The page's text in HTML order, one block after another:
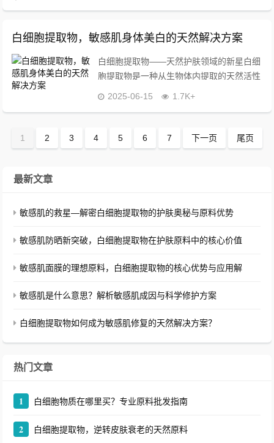
够精准作用...
白细胞提取物，敏感肌身体美白的天然解决方案
白细胞提取物——天然护肤领域的新星白细
胞提取物是一种从生物体内提取的天然活性
肌护理领域...
2025-06-15 1.7K+
1 2 3 4 5 6 7 下一页 尾页
最新文章
敏感肌的救星—解密白细胞提取物的护肤奥秘与原料优势
敏感肌防晒新突破，白细胞提取物在护肤原料中的核心价值
敏感肌面膜的理想原料，白细胞提取物的核心优势与应用解
敏感肌是什么意思？解析敏感肌成因与科学修护方案
白细胞提取物如何成为敏感肌修复的天然解决方案？
热门文章
1 白细胞物质在哪里买？专业原料批发指南
2 白细胞提取物，逆转皮肤衰老的天然原料